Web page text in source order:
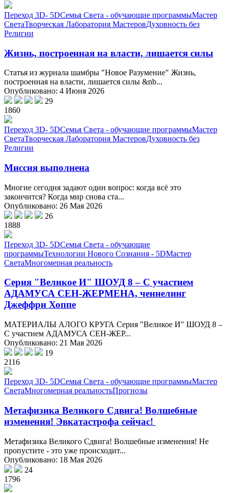
Переход 3D- 5DСемья Света - обучающие программыМастер
СветаТворческая Лаборатория МастеровДуховность без
Религии
Жизнь, построенная на власти, лишается силы
Статья из журнала шамбры "Новое Разумение" Жизнь,
построенная на власти, лишается силы &nb...
Опубликовано: 4 Июня 2026
29
1860
Переход 3D- 5DСемья Света - обучающие программыМастер
СветаТворческая Лаборатория МастеровДуховность без
Религии
Миссия выполнена
Многие сегодня задают один вопрос: когда всё это
закончится? Когда мир снова ста...
Опубликовано: 26 Мая 2026
26
1888
Переход 3D- 5DСемья Света - обучающие
программыТехнологии Нового Сознания - 5DМастер
СветаМногомерная реальность
Серия "Великое И" ШОУД 8 – С участием
АДАМУСА СЕН-ЖЕРМЕНА, ченнелинг
Джеффри Хоппе
МАТЕРИАЛЫ АЛОГО КРУГА Серия "Великое И" ШОУД 8 –
С участием АДАМУСА СЕН-ЖЕР...
Опубликовано: 21 Мая 2026
19
2116
Переход 3D- 5DСемья Света - обучающие программыМастер
СветаМногомерная реальностьПрогнозы
Метафизика Великого Сдвига! Волшебные
изменения! Эвкатастрофа сейчас!
Метафизика Великого Сдвига! Волшебные изменения! Не
пропустите - это уже происходит...
Опубликовано: 18 Мая 2026
24
1796